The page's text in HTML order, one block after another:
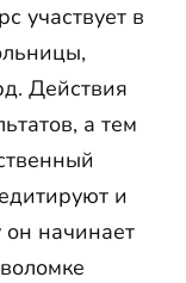
участвует в
Действия
а тем
и
он начинает